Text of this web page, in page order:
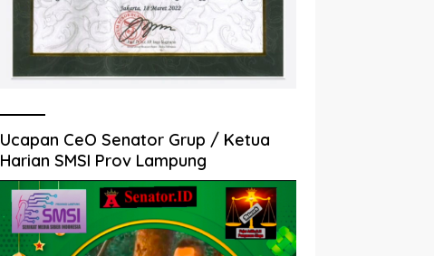
Ucapan CeO Senator Grup / Ketua
Harian SMSI Prov Lampung